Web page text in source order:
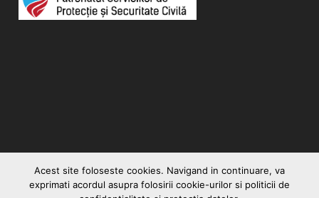
Acest site foloseste cookies. Navigand in continuare, va
exprimati acordul asupra folosirii cookie-urilor si politicii de